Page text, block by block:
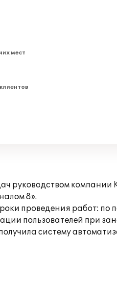
мест
руководством
8».
проведения работ:
пользователей при
систему